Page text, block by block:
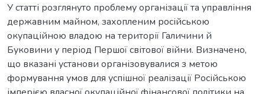
У статті розглянуто проблему організації та управління
державним майном, захопленим російською
окупаційною владою на території Галичини й
Буковини у період Першої світової війни. Визначено,
що вказані установи організовувалися з метою
формування умов для успішної реалізації Російською